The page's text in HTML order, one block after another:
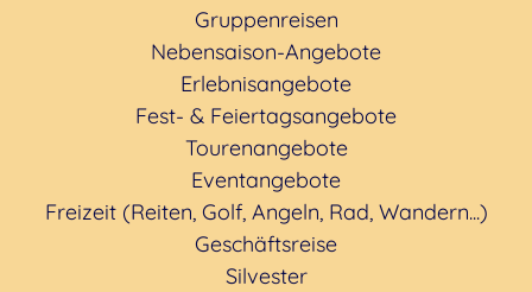
Gruppenreisen
Nebensaison-Angebote
Erlebnisangebote
Fest- & Feiertagsangebote
Tourenangebote
Eventangebote
Freizeit (Reiten, Golf, Angeln, Rad, Wandern...)
Geschäftsreise
Silvester